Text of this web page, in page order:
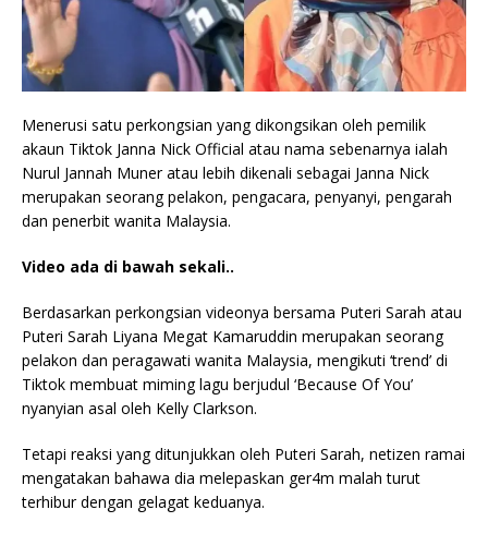
Menerusi satu perkongsian yang dikongsikan oleh pemilik
akaun Tiktok Janna Nick Official atau nama sebenarnya ialah
Nurul Jannah Muner atau lebih dikenali sebagai Janna Nick
merupakan seorang pelakon, pengacara, penyanyi, pengarah
dan penerbit wanita Malaysia.
Video ada di bawah sekali..
Berdasarkan perkongsian videonya bersama Puteri Sarah atau
Puteri Sarah Liyana Megat Kamaruddin merupakan seorang
pelakon dan peragawati wanita Malaysia, mengikuti ‘trend’ di
Tiktok membuat miming lagu berjudul ‘Because Of You’
nyanyian asal oleh Kelly Clarkson.
Tetapi reaksi yang ditunjukkan oleh Puteri Sarah, netizen ramai
mengatakan bahawa dia melepaskan ger4m malah turut
terhibur dengan gelagat keduanya.